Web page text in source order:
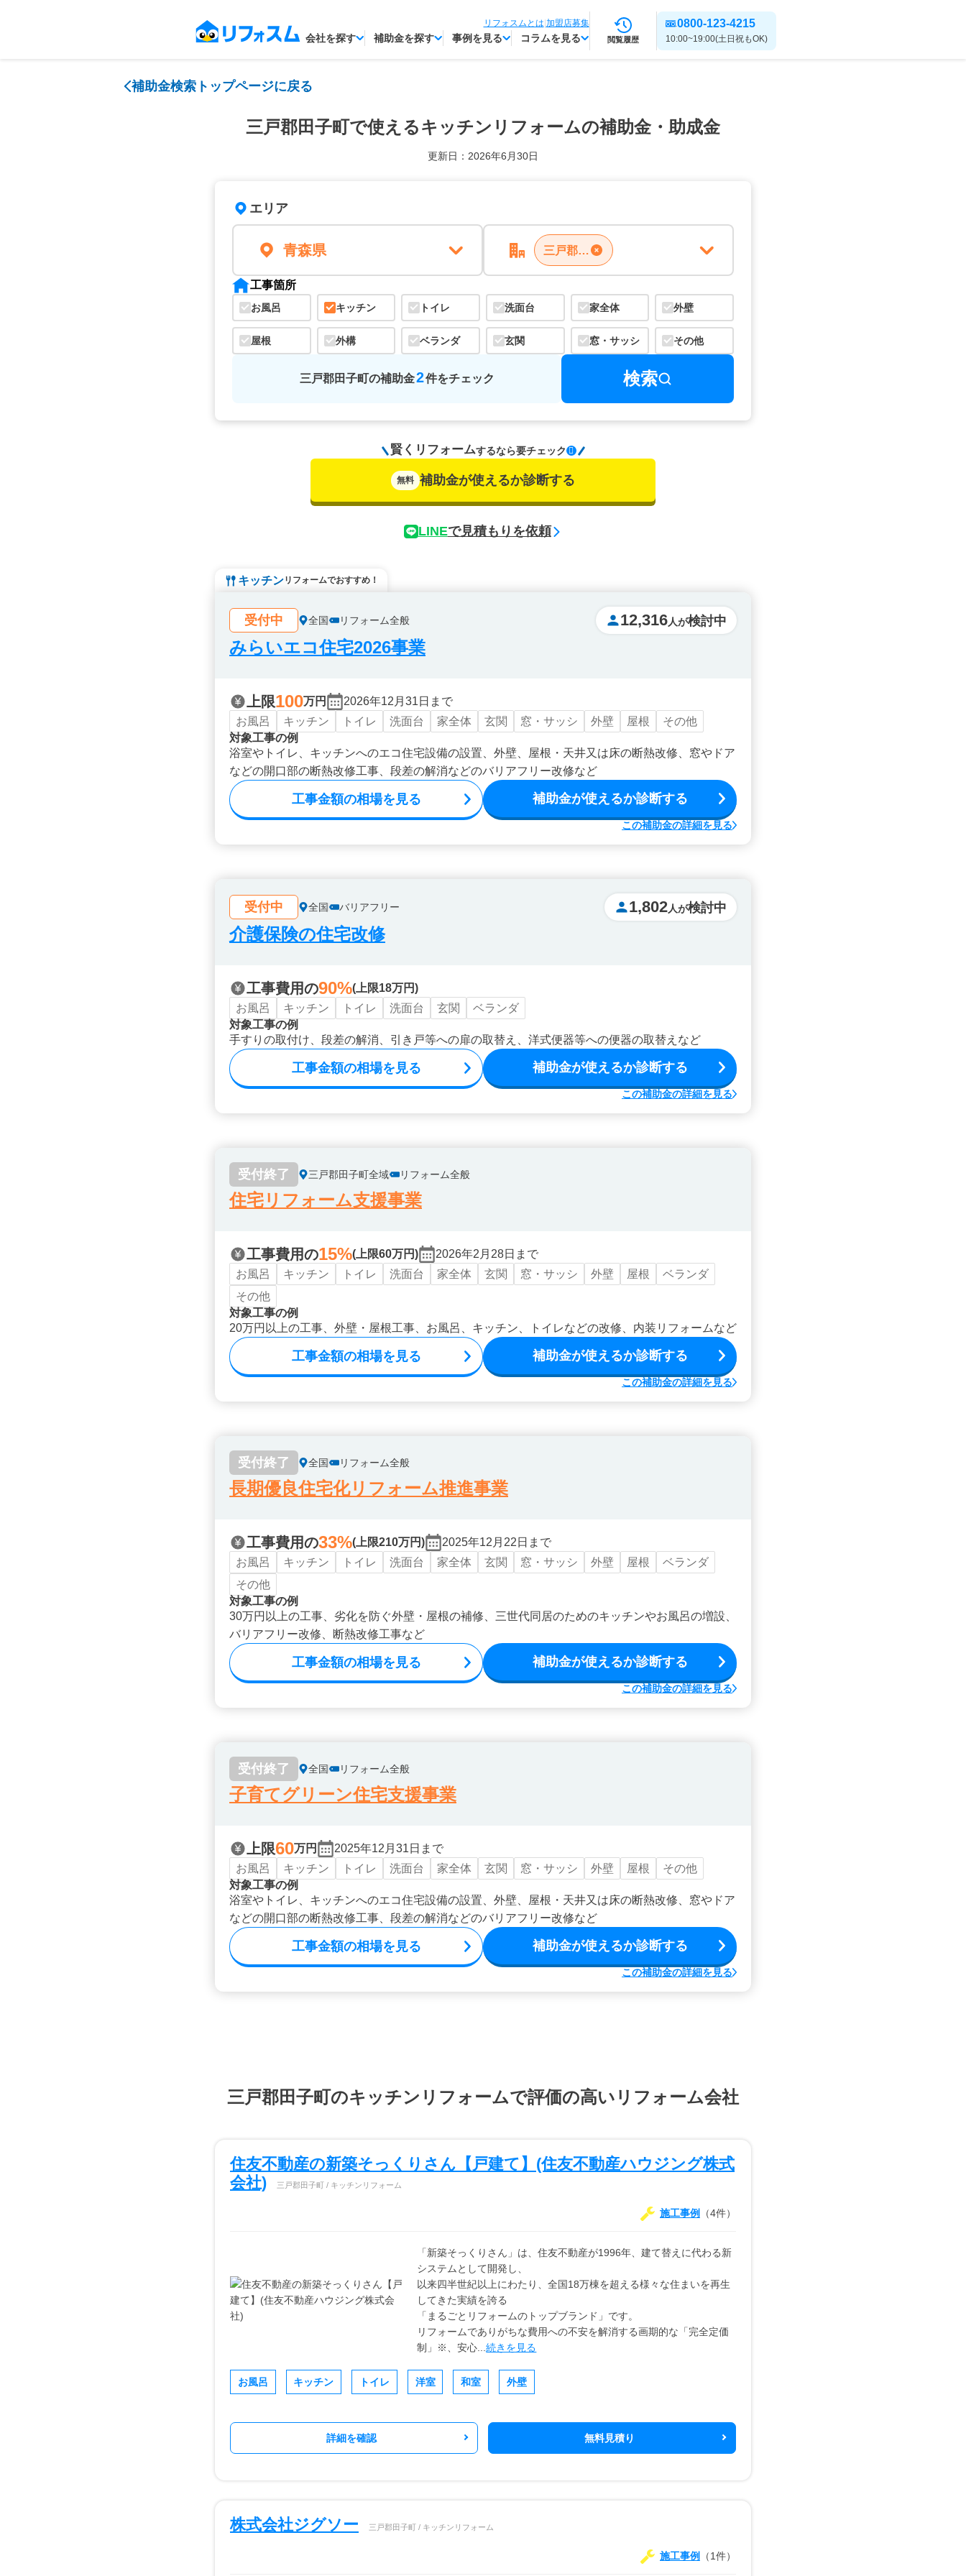
リフォスムとは|加盟店募集
会社を探す 補助金を探す 事例を見る コラムを見る 閲覧履歴
0800-123-4215
10:00~19:00(土日祝もOK)
補助金検索トップページに戻る
三戸郡田子町で使えるキッチンリフォームの補助金・助成金
更新日：2026年6月30日
エリア
青森県 三戸郡田子町
工事箇所
お風呂 キッチン トイレ 洗面台 家全体 外壁
屋根 外構 ベランダ 玄関 窓・サッシ その他
三戸郡田子町の補助金2件をチェック 検索
賢くリフォームするなら要チェック
無料 補助金が使えるか診断する
LINEで見積もりを依頼
キッチンリフォームでおすすめ！
受付中 全国 リフォーム全般 12,316人が検討中
みらいエコ住宅2026事業
上限100万円
2026年12月31日まで
お風呂
キッチン トイレ 洗面台 家全体 玄関 窓・サッシ 外壁 屋根
その他
対象工事の例
浴室やトイレ、キッチンへのエコ住宅設備の設置、外壁、屋根・天井又は床の断熱改修、窓やドア
などの開口部の断熱改修工事、段差の解消などのバリアフリー改修など
工事金額の相場を見る 補助金が使えるか診断する
この補助金の詳細を見る
受付中 全国 バリアフリー 1,802人が検討中
介護保険の住宅改修
工事費用の90%(上限18万円)
お風呂
キッチン トイレ 洗面台 玄関
ベランダ
対象工事の例
手すりの取付け、段差の解消、引き戸等への扉の取替え、洋式便器等への便器の取替えなど
工事金額の相場を見る 補助金が使えるか診断する
この補助金の詳細を見る
受付終了 三戸郡田子町全域 リフォーム全般
住宅リフォーム支援事業
工事費用の15%(上限60万円)
2026年2月28日まで
お風呂
キッチン トイレ 洗面台 家全体 玄関 窓・サッシ 外壁 屋根
ベランダ
その他
対象工事の例
20万円以上の工事、外壁・屋根工事、お風呂、キッチン、トイレなどの改修、内装リフォームなど
工事金額の相場を見る 補助金が使えるか診断する
この補助金の詳細を見る
受付終了 全国 リフォーム全般
長期優良住宅化リフォーム推進事業
工事費用の33%(上限210万円)
2025年12月22日まで
お風呂
キッチン トイレ 洗面台 家全体 玄関 窓・サッシ 外壁 屋根
ベランダ
その他
対象工事の例
30万円以上の工事、劣化を防ぐ外壁・屋根の補修、三世代同居のためのキッチンやお風呂の増設、
バリアフリー改修、断熱改修工事など
工事金額の相場を見る 補助金が使えるか診断する
この補助金の詳細を見る
受付終了 全国 リフォーム全般
子育てグリーン住宅支援事業
上限60万円
2025年12月31日まで
お風呂
キッチン トイレ 洗面台 家全体 玄関 窓・サッシ 外壁 屋根
その他
対象工事の例
浴室やトイレ、キッチンへのエコ住宅設備の設置、外壁、屋根・天井又は床の断熱改修、窓やドア
などの開口部の断熱改修工事、段差の解消などのバリアフリー改修など
工事金額の相場を見る 補助金が使えるか診断する
この補助金の詳細を見る
三戸郡田子町のキッチンリフォームで評価の高いリフォーム会社
住友不動産の新築そっくりさん【戸建て】(住友不動産ハウジング株式
会社)
三戸郡田子町 / キッチンリフォーム
施工事例 （4件）
「新築そっくりさん」は、住友不動産が1996年、建て替えに代わる新
システムとして開発し、
以来四半世紀以上にわたり、全国18万棟を超える様々な住まいを再生
してきた実績を誇る
「まるごとリフォームのトップブランド」です。
リフォームでありがちな費用への不安を解消する画期的な「完全定価
制」※、安心...続きを見る
お風呂 キッチン トイレ 洋室 和室 外壁
詳細を確認 無料見積り
株式会社ジグソー 三戸郡田子町 / キッチンリフォーム
施工事例 （1件）